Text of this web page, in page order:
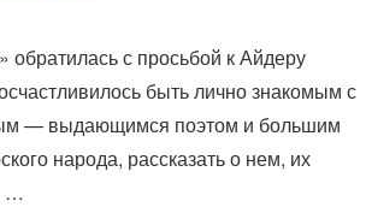
обратилась с просьбой к Айдеру
быть лично знакомым с
— выдающимся поэтом и большим
народа, рассказать о нем, их
…